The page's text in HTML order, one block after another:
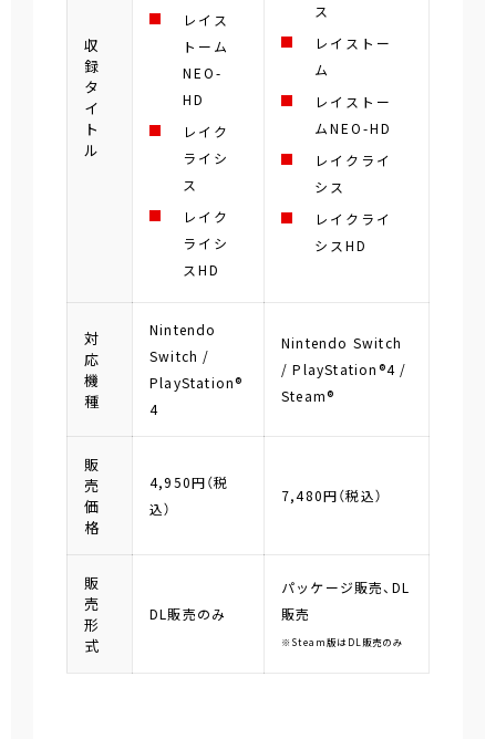
収
録
タ
イ
ト
ル
レイス
トーム
NEO-
HD
レイク
ライシ
ス
レイク
ライシ
スHD
ス
レイストー
ム
レイストー
ムNEO-HD
レイクライ
シス
レイクライ
シスHD
対
応
機
種
Nintendo
Switch /
PlayStation®
4
Nintendo Switch
/ PlayStation®4 /
Steam®
販
売
価
格
4,950円（税
込）
7,480円（税込）
販
売
形
式
DL販売のみ
パッケージ販売、DL
販売
※Steam版はDL販売のみ